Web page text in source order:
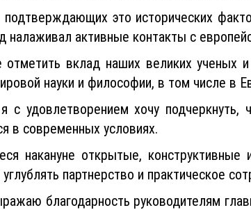
подтверждающих это исторических
налаживал активные контакты с
отметить вклад наших великих ученых
науки и философии, в том числе в
с удовлетворением хочу
в современных условиях.
накануне открытые,
партнерство и практическое
благодарность руководителям